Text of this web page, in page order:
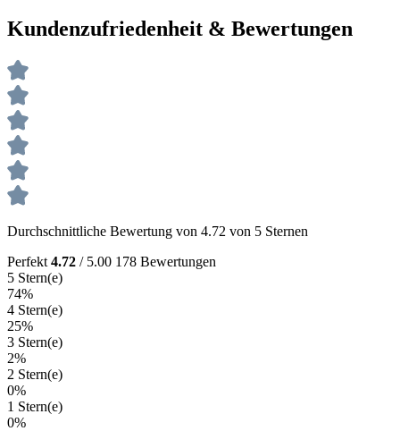
Kundenzufriedenheit & Bewertungen
Durchschnittliche Bewertung von 4.72 von 5 Sternen
Perfekt 4.72 / 5.00 178 Bewertungen
5 Stern(e)
74%
4 Stern(e)
25%
3 Stern(e)
2%
2 Stern(e)
0%
1 Stern(e)
0%